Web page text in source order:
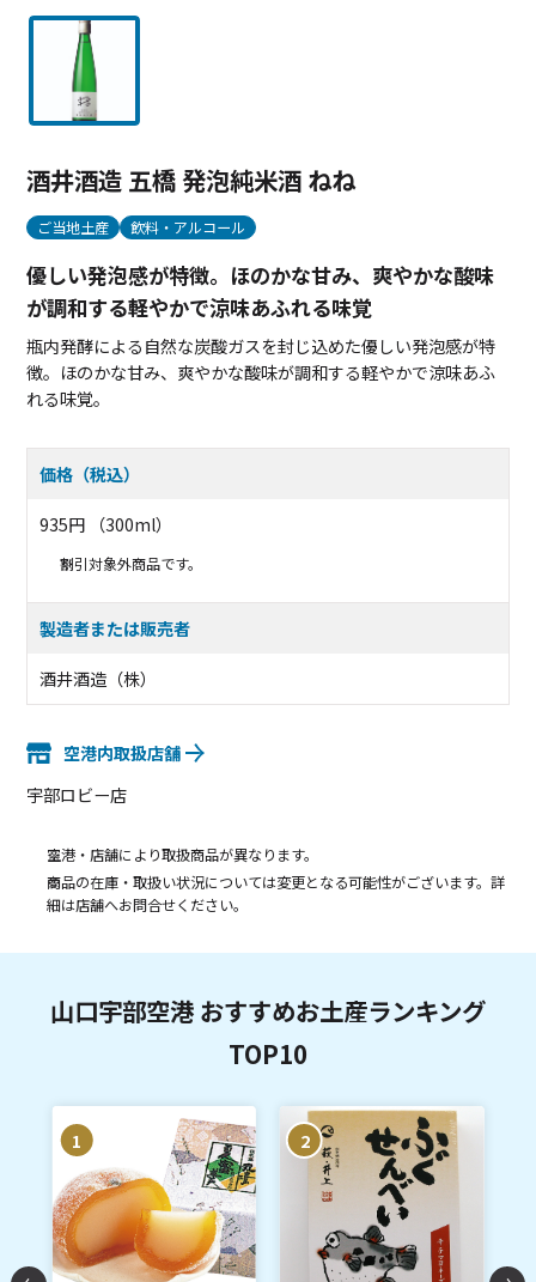
酒井酒造 五橋 発泡純米酒 ねね
ご当地土産 飲料・アルコール
優しい発泡感が特徴。ほのかな甘み、爽やかな酸味
が調和する軽やかで涼味あふれる味覚
瓶内発酵による自然な炭酸ガスを封じ込めた優しい発泡感が特
徴。ほのかな甘み、爽やかな酸味が調和する軽やかで涼味あふ
れる味覚。
価格（税込）
935円 （300ml）
割引対象外商品です。
製造者または販売者
酒井酒造（株）
空港内取扱店舗
宇部ロビー店
空港・店舗により取扱商品が異なります。
商品の在庫・取扱い状況については変更となる可能性がございます。詳
細は店舗へお問合せください。
山口宇部空港 おすすめお土産ランキング
TOP10
1 2